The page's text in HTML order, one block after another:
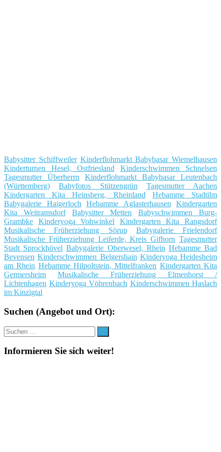
Babysitter Schiffweiler Kinderflohmarkt Babybasar Wiemelhausen
Kinderturnen Hesel, Ostfriesland
Kinderschwimmen Schnelsen
Tagesmutter Überherrn
Kinderflohmarkt Babybasar Leutenbach
(Württemberg)
Babyfotos Stützengrün
Tagesmutter Aachen
Kindergarten Kita Heinsberg, Rheinland
Hebamme Stadtilm
Babygalerie Haigerloch
Hebamme Aglasterhausen
Kindergarten
Kita Weitramsdorf
Babysitter Metten
Babyschwimmen Burg-
Grambke
Kinderyoga Vohwinkel
Kindergarten Kita Rangsdorf
Musikalische Früherziehung Sörup
Babygalerie Frielendorf
Musikalische Früherziehung Leiferde, Kreis Gifhorn Tagesmutter
Stadt Sprockhövel Babygalerie Oberwesel, Rhein Hebamme Bad
Bevensen Kinderschwimmen Belgershain Kinderyoga Heidesheim
am Rhein Hebamme Hilpoltstein, Mittelfranken Kindergarten Kita
Germersheim
Musikalische Früherziehung Elmenhorst /
Lichtenhagen Kinderyoga Vöhrenbach Kinderschwimmen Haslach
im Kinzigtal
Suchen (Angebot und Ort):
Suche
nach:
Suchen
Informieren Sie sich weiter!